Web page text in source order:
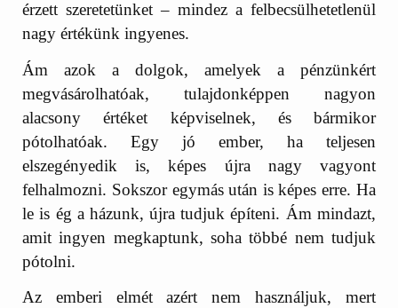
érzett szeretetünket – mindez a felbecsülhetetlenül
nagy értékünk ingyenes.
Ám azok a dolgok, amelyek a pénzünkért
megvásárolhatóak, tulajdonképpen nagyon
alacsony értéket képviselnek, és bármikor
pótolhatóak. Egy jó ember, ha teljesen
elszegényedik is, képes újra nagy vagyont
felhalmozni. Sokszor egymás után is képes erre. Ha
le is ég a házunk, újra tudjuk építeni. Ám mindazt,
amit ingyen megkaptunk, soha többé nem tudjuk
pótolni.
Az emberi elmét azért nem használjuk, mert